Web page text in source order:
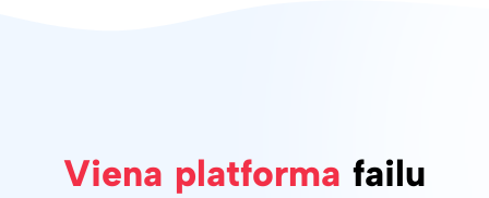
Viena platforma failu